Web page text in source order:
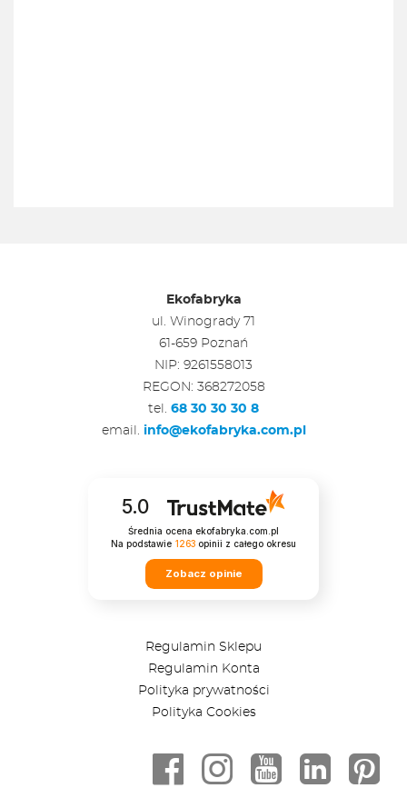
Ekofabryka
ul. Winogrady 71
61-659 Poznań
NIP: 9261558013
REGON: 368272058
tel. 68 30 30 30 8
email. info@ekofabryka.com.pl
5.0
Średnia ocena ekofabryka.com.pl
Na podstawie 1263opinii z całego okresu
Zobacz opinie
Regulamin Sklepu
Regulamin Konta
Polityka prywatności
Polityka Cookies